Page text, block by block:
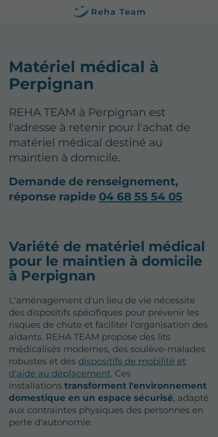
Matériel médical à
Perpignan
REHA TEAM à Perpignan est
l'adresse à retenir pour l'achat de
matériel médical destiné au
maintien à domicile.
Demande de renseignement,
réponse rapide 04 68 55 54 05
Variété de matériel médical
pour le maintien à domicile
à Perpignan
L'aménagement d'un lieu de vie nécessite
des dispositifs spécifiques pour prévenir les
risques de chute et faciliter l'organisation des
aidants. REHA TEAM propose des lits
médicalisés modernes, des soulève-malades
robustes et des dispositifs de mobilité et
d'aide au déplacement. Ces
installationstransforment l'environnement
domestique en un espace sécurisé, adapté
aux contraintes physiques des personnes en
perte d'autonomie.